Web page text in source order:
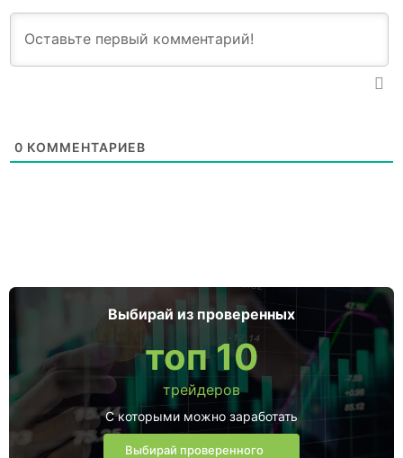
0 КОММЕНТАРИЕВ
Выбирай из проверенных
топ 10
трейдеров
С которыми можно заработать
Выбирай проверенного